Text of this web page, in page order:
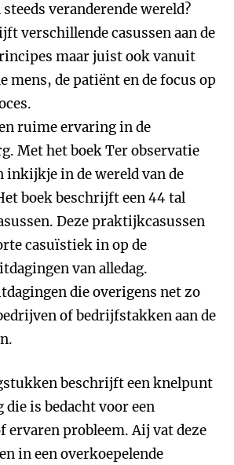
steeds veranderende wereld?
verschillende casussen aan de
maar juist ook vanuit
mens, de patiënt en de focus op
ruime ervaring in de
Met het boek Ter observatie
inkijkje in de wereld van de
boek beschrijft een 44 tal
Deze praktijkcasussen
casuïstiek in op de
van alledag.
die overigens net zo
of bedrijfstakken aan de
beschrijft een knelpunt
die is bedacht voor een
ervaren probleem. Aij vat deze
in een overkoepelende